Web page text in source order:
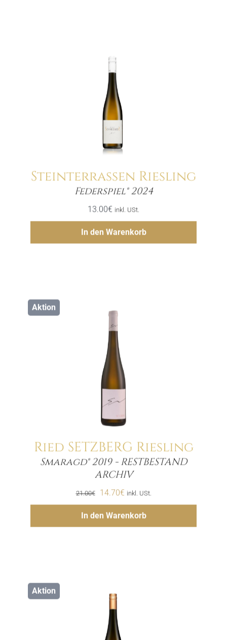
Steinterrassen Riesling
Federspiel® 2024
13.00€ inkl. USt.
In den Warenkorb
Menge
Hinzufügen
Aktion
Ried SETZBERG Riesling
Smaragd® 2019 - RESTBESTAND
ARCHIV
21.00€
Ursprünglicher
Preis
war:
14.70€Aktueller
Preis
ist:
inkl. USt.
In den Warenkorb
Menge
Hinzufügen
Aktion